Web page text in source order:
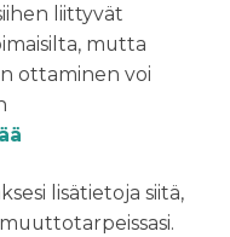
liittyvät
mutta
ottaminen voi
lisätietoja siitä,
.